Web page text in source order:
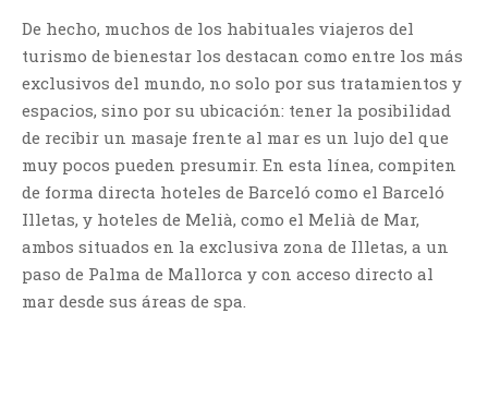
De hecho, muchos de los habituales viajeros del
turismo de bienestar los destacan como entre los más
exclusivos del mundo, no solo por sus tratamientos y
espacios, sino por su ubicación: tener la posibilidad
de recibir un masaje frente al mar es un lujo del que
muy pocos pueden presumir. En esta línea, compiten
de forma directa hoteles de Barceló como el Barceló
Illetas, y hoteles de Melià, como el Melià de Mar,
ambos situados en la exclusiva zona de Illetas, a un
paso de Palma de Mallorca y con acceso directo al
mar desde sus áreas de spa.